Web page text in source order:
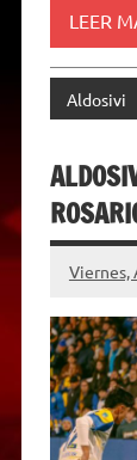
LEER
Aldosivi
Viernes,